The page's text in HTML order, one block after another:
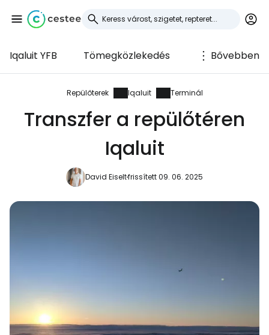
Iqaluit YFB Tömegközlekedés Bővebben
Repülőterek Iqaluit Terminál
Transzfer a repülőtéren
Iqaluit
David Eiseltfrissített 09. 06. 2025
Bejelentkezés a
Cestee-be
... az utazási közösség világszerte
Folytatás a Google-lal